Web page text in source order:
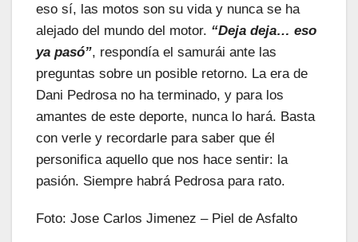
eso sí, las motos son su vida y nunca se ha
alejado del mundo del motor. “Deja deja… eso
ya pasó”, respondía el samurái ante las
preguntas sobre un posible retorno. La era de
Dani Pedrosa no ha terminado, y para los
amantes de este deporte, nunca lo hará. Basta
con verle y recordarle para saber que él
personifica aquello que nos hace sentir: la
pasión. Siempre habrá Pedrosa para rato.
Foto: Jose Carlos Jimenez – Piel de Asfalto